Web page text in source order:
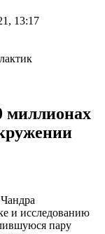
13:17
миллионах
и исследованию
пару